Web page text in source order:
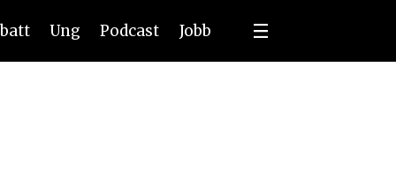
Ung Podcast Jobb